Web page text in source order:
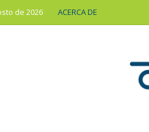
de 2026 ACERCA DE